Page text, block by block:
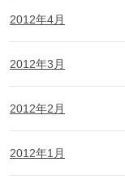
2012年4月
2012年3月
2012年2月
2012年1月